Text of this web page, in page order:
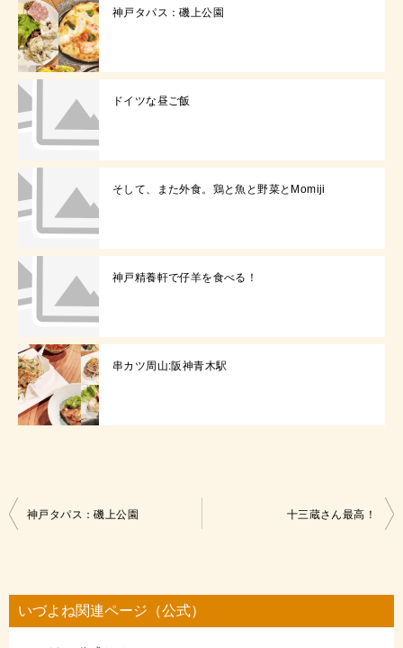
神戸タパス：磯上公園
ドイツな昼ご飯
そして、また外食。鶏と魚と野菜とMomiji
神戸精養軒で仔羊を食べる！
串カツ周山:阪神青木駅
投
ビ
ゲ
神戸タパス：磯上公園 十三蔵さん最高！
いづよね関連ページ（公式）